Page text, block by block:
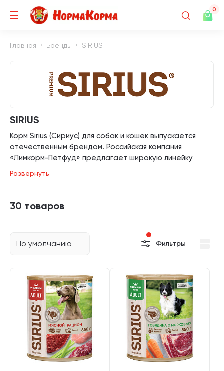
0
Главная Бренды SIRIUS
SIRIUS
Корм Sirius (Сириус) для собак и кошек выпускается
отечественным брендом. Российская компания
«Лимкорм-Петфуд» предлагает широкую линейку
кормов с разнообразными вкусами.
Бренд использует европейское оборудование и
качественные продукты. Подходит для основного
Ведущий разработчик и производитель
Развернуть
30 товаров
По умолчанию Фильтры